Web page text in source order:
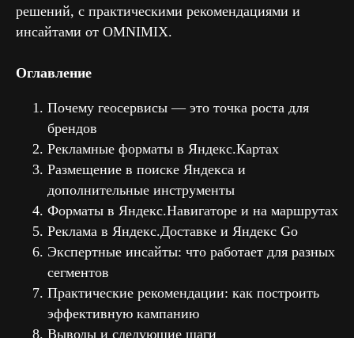
решений, с практическими рекомендациями и
инсайтами от OMNIMIX.
Оглавление
Почему геосервисы — это точка роста для
брендов
Рекламные форматы в Яндекс.Картах
Размещение в поиске Яндекса и
дополнительные инструменты
Форматы в Яндекс.Навигаторе и на маршрутах
Реклама в Яндекс.Доставке и Яндекс Go
Экспертные инсайты: что работает для разных
сегментов
Практические рекомендации: как построить
эффективную кампанию
Выводы и следующие шаги